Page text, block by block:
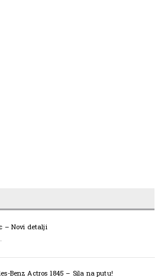
– Novi detalji
Benz Actros 1845 – Sila na putu!